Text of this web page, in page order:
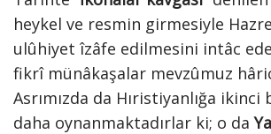
heykel ve resmin girmesiyle
ulûhiyet îzâfe edilmesini intâc
fikrî münâkaşalar mevzûmuz
Asrımızda da Hıristiyanlığa
daha oynanmaktadırlar ki; o da